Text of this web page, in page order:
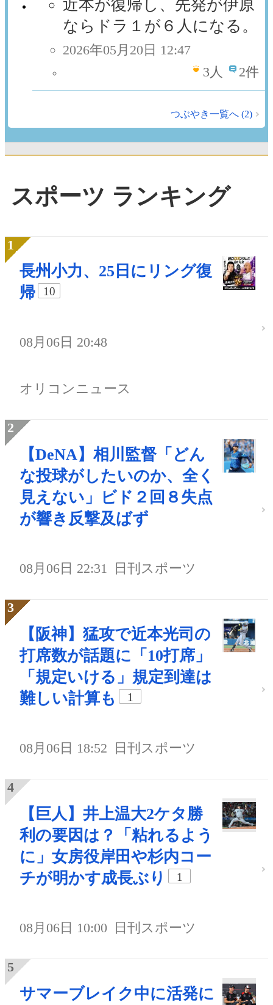
近本が復帰し、先発が伊原
ならドラ１が６人になる。
2026年05月20日 12:47
3人 2件
つぶやき一覧へ (2)
スポーツ ランキング
長州小力、25日にリング復
帰
10
08月06日 20:48
オリコンニュース
【DeNA】相川監督「どん
な投球がしたいのか、全く
見えない」ビド２回８失点
が響き反撃及ばず
08月06日 22:31 日刊スポーツ
【阪神】猛攻で近本光司の
打席数が話題に「10打席」
「規定いける」規定到達は
難しい計算も
1
08月06日 18:52 日刊スポーツ
【巨人】井上温大2ケタ勝
利の要因は？「粘れるよう
に」女房役岸田や杉内コー
チが明かす成長ぶり
1
08月06日 10:00 日刊スポーツ
サマーブレイク中に活発に